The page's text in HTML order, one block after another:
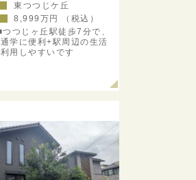
東つつじケ丘
8,999 万円 （税込）
つじヶ丘駅徒歩7分で、
学に便利+駅周辺の生活
用しやすいです